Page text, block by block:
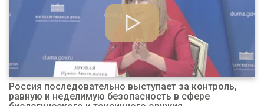
Россия последовательно выступает за контроль,
равную и неделимую безопасность в сфере